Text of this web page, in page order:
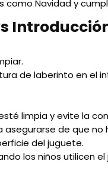
Navidad y
de laberinto en el
limpia y evite la
de que no
del juguete.
los niños utilicen